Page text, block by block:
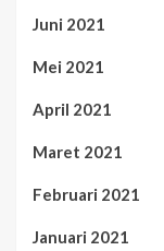
Juni 2021
Mei 2021
April 2021
Maret 2021
Februari 2021
Januari 2021